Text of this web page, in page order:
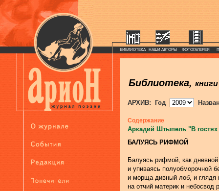
БИБЛИОТЕКА НАШИ АВТОРЫ ФОТОГАЛЕРЕЯ
Библиотека, книги
АРХИВ: Год
Содержание
Аркадий Штыпель "В
БАЛУЯСЬ РИФМОЙ
Балуясь рифмой, как
и упиваясь полуобморочной
и морща дивный лоб, и глядя
на отчий материк и небосвод